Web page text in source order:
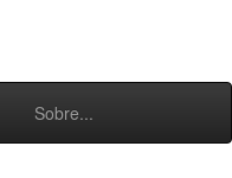
Sobre...